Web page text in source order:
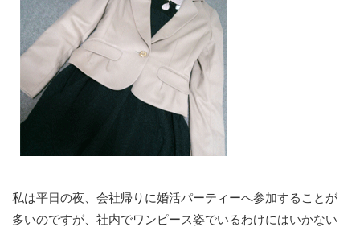
私は平日の夜、会社帰りに婚活パーティーへ参加することが
多いのですが、社内でワンピース姿でいるわけにはいかない